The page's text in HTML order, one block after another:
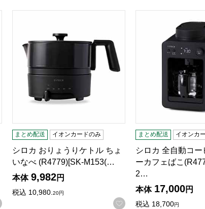
お気に入りに登録する
まとめ配送 イオンカードのみ
シロカ おりょうりケトル ちょ
いなべ (R4779)[SK-M153(…
本体 9,982円
税込 10,980.20円
お気に入りに登録する
まとめ配送 イオンカ
シロカ 全自動コー
ーカフェばこ
2…
本体 17,000円
税込 18,700円